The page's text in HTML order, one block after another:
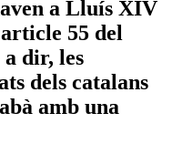
a Lluís XIV
55 del
dir, les
dels catalans
amb una